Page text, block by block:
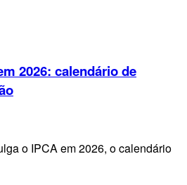
2026: calendário de
o IPCA em 2026, o calendário